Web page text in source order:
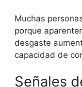
Muchas
porque
desgaste
capacidad de
Señales